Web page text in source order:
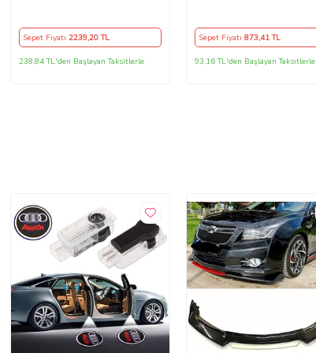
Sepet Fiyatı 2239,20 TL
238,84 TL'den Başlayan Taksitlerle
Uyumlu
Sepet Fiyatı 873,41 TL
93,16 TL'den Başlayan Taksitlerle